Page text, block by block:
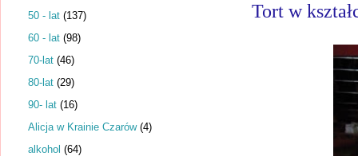
Tort w
50 - lat (137)
60 - lat (98)
70-lat (46)
80-lat (29)
90- lat (16)
Alicja w Krainie Czarów (4)
alkohol (64)